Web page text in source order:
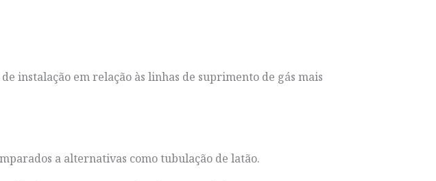
instalação em relação às linhas de suprimento de gás mais
a alternativas como tubulação de latão.